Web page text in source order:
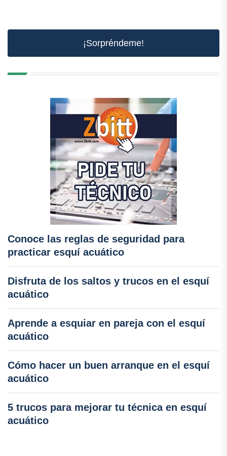
¡Sorpréndeme!
Conoce las reglas de seguridad para
practicar esquí acuático
Disfruta de los saltos y trucos en el esquí
acuático
Aprende a esquiar en pareja con el esquí
acuático
Cómo hacer un buen arranque en el esquí
acuático
5 trucos para mejorar tu técnica en esquí
acuático